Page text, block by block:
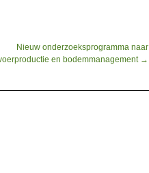
Nieuw onderzoeksprogramma naar
en bodemmanagement →